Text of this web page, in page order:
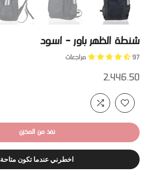
شنطة الظهر باور - اسود
97 مراجعات
2,446.50
نفذ من المخزن
اخطرني عندما تكون متاحة